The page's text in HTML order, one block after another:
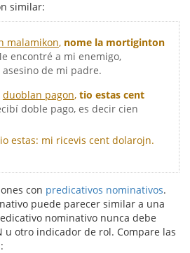
similar:
malamikon, nome la mortiginton
encontré a mi enemigo,
de mi padre.
duoblan pagon, tio estas cent
doble pago, es decir cien
estas: mi ricevis cent dolarojn.
con predicativos nominativos.
puede parecer similar a una
nominativo nunca debe
otro indicador de rol. Compare las